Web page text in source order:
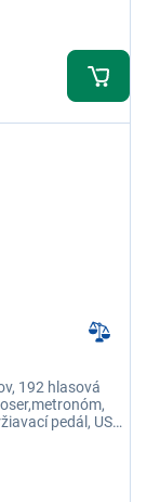
192 hlasová
pedál, USB